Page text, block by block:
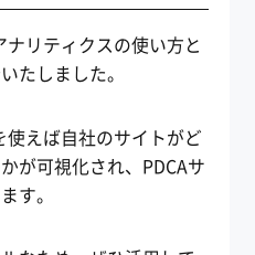
リティクスの使い方と
たしました。
えば自社のサイトがど
が可視化され、PDCAサ
す。